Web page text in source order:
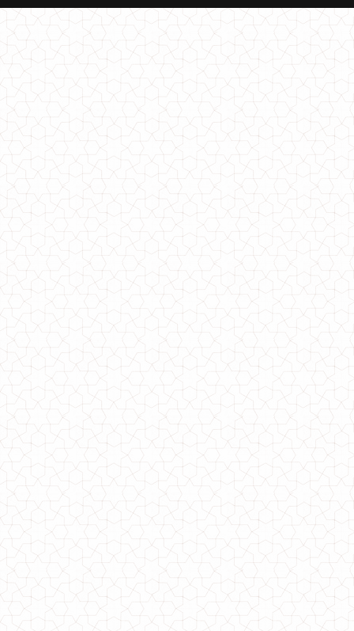
Жіноча трикотажна туніка великого розміру
600.00грн.
Трикотажна туніка із коротким рукавом для повних дівчат
720.00грн.
Трикотажна туніка із коротким рукавом для повних
790.00грн.